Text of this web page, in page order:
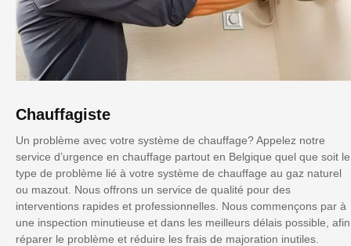
Chauffagiste
Un problème avec votre système de chauffage? Appelez notre
service d’urgence en chauffage partout en Belgique quel que soit le
type de problème lié à votre système de chauffage au gaz naturel
ou mazout. Nous offrons un service de qualité pour des
interventions rapides et professionnelles. Nous commençons par à
une inspection minutieuse et dans les meilleurs délais possible, afin
réparer le problème et réduire les frais de majoration inutiles.